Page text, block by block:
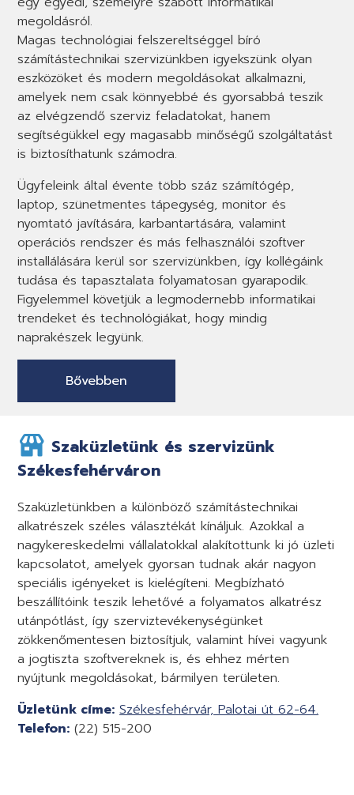
megoldásról.
Magas technológiai felszereltséggel bíró
számítástechnikai szervizünkben igyekszünk olyan
eszközöket és modern megoldásokat alkalmazni,
amelyek nem csak könnyebbé és gyorsabbá teszik
az elvégzendő szerviz feladatokat, hanem
segítségükkel egy magasabb minőségű szolgáltatást
is biztosíthatunk számodra.
Ügyfeleink által évente több száz számítógép,
laptop, szünetmentes tápegység, monitor és
nyomtató javítására, karbantartására, valamint
operációs rendszer és más felhasználói szoftver
installálására kerül sor szervizünkben, így kollégáink
tudása és tapasztalata folyamatosan gyarapodik.
Figyelemmel követjük a legmodernebb informatikai
trendeket és technológiákat, hogy mindig
naprakészek legyünk.
Bővebben
Szaküzletünk és szervizünk
Székesfehérváron
Szaküzletünkben a különböző számítástechnikai
alkatrészek széles választékát kínáljuk. Azokkal a
nagykereskedelmi vállalatokkal alakítottunk ki jó üzleti
kapcsolatot, amelyek gyorsan tudnak akár nagyon
speciális igényeket is kielégíteni. Megbízható
beszállítóink teszik lehetővé a folyamatos alkatrész
utánpótlást, így szerviztevékenységünket
zökkenőmentesen biztosítjuk, valamint hívei vagyunk
a jogtiszta szoftvereknek is, és ehhez mérten
nyújtunk megoldásokat, bármilyen területen.
Üzletünk címe: Székesfehérvár, Palotai út 62-64.
Telefon: (22) 515-200